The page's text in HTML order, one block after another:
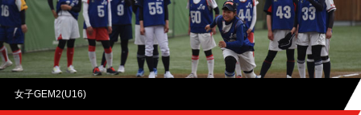
女子GEM2(U16)